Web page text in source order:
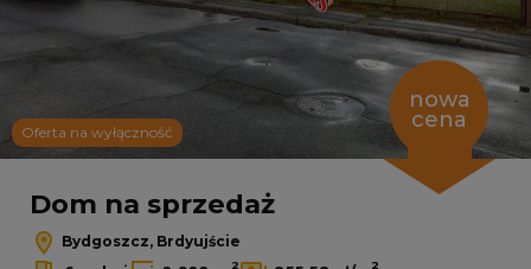
Oferta na wyłączność
nowa
cena
Dom na sprzedaż
Bydgoszcz, Brdyujście
2 2